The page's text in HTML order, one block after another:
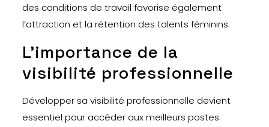
des conditions de travail favorise également
l’attraction et la rétention des talents féminins.
L’importance de la
visibilité professionnelle
Développer sa visibilité professionnelle devient
essentiel pour accéder aux meilleurs postes.